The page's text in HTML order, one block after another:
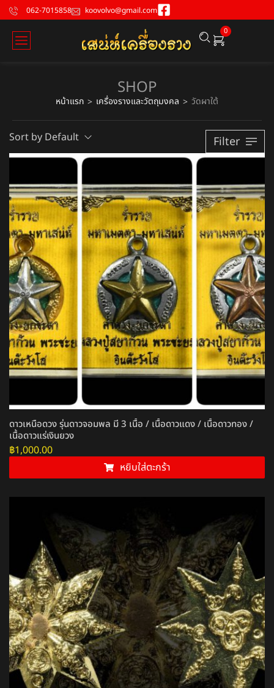
062-7015858 koovolvo@gmail.com
0
SHOP
หน้าแรก > เครื่องรางและวัตถุมงคล > วัดผาใต้
Sort by Default Filter
ดาวเหนือดวง รุ่นดาวจอมพล มี 3 เนื้อ / เนื้อดาวแดง / เนื้อดาวทอง /
เนื้อดาวแร่เงินยวง
฿1,000.00
หยิบใส่ตะกร้า